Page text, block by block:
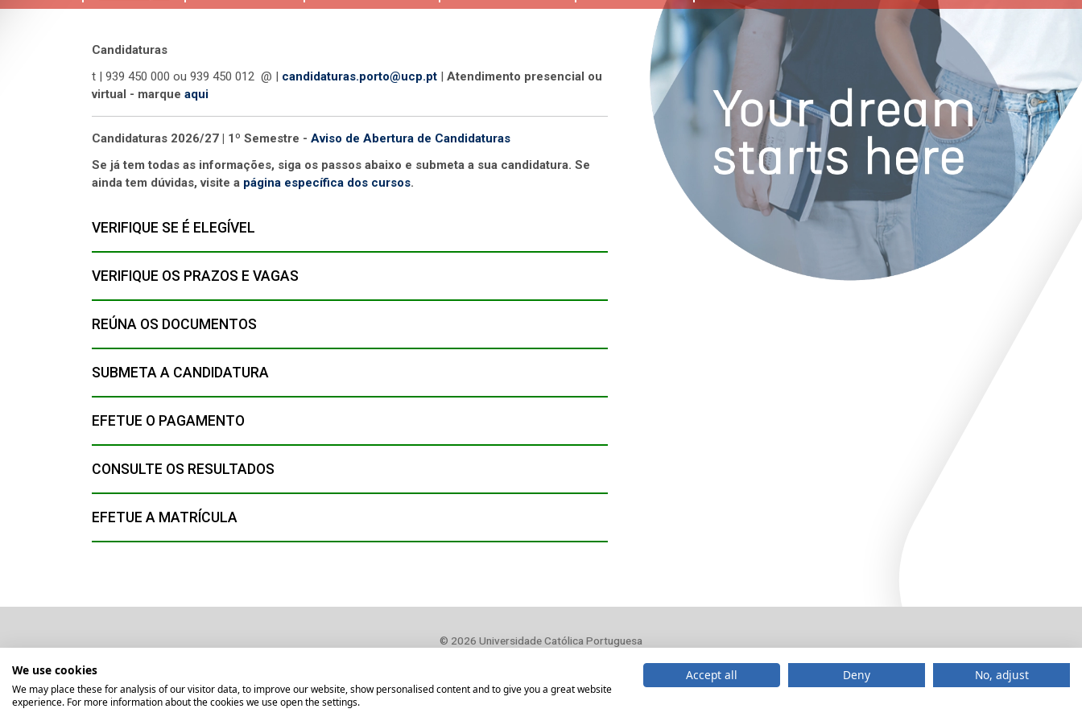
Candidaturas
t | 939 450 000 ou 939 450 012 @ | candidaturas.porto@ucp.pt | Atendimento presencial ou
virtual - marque aqui
Candidaturas 2026/27 | 1º Semestre - Aviso de Abertura de Candidaturas
Se já tem todas as informações, siga os passos abaixo e submeta a sua candidatura. Se
ainda tem dúvidas, visite a página específica dos cursos.
VERIFIQUE SE É ELEGÍVEL
VERIFIQUE OS PRAZOS E VAGAS
REÚNA OS DOCUMENTOS
SUBMETA A CANDIDATURA
EFETUE O PAGAMENTO
CONSULTE OS RESULTADOS
EFETUE A MATRÍCULA
Imagem
© 2026 Universidade Católica Portuguesa
Início Contactos
We use cookies
We may place these for analysis of our visitor data, to improve our website, show personalised content and to give you a great website
experience. For more information about the cookies we use open the settings.
Accept all Deny No, adjust